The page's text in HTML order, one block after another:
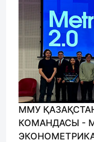
ММУ
КОМАНДАСЫ -